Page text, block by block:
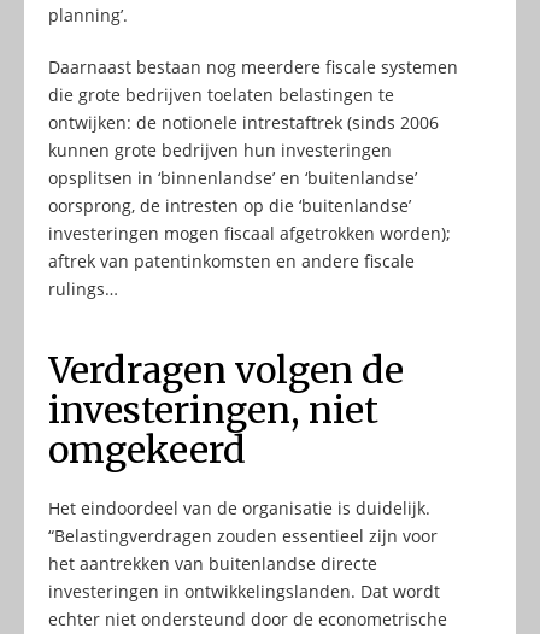
planning’.
Daarnaast bestaan nog meerdere fiscale systemen
die grote bedrijven toelaten belastingen te
ontwijken: de notionele intrestaftrek (sinds 2006
kunnen grote bedrijven hun investeringen
opsplitsen in ‘binnenlandse’ en ‘buitenlandse’
oorsprong, de intresten op die ‘buitenlandse’
investeringen mogen fiscaal afgetrokken worden);
aftrek van patentinkomsten en andere fiscale
rulings…
Verdragen volgen de
investeringen, niet
omgekeerd
Het eindoordeel van de organisatie is duidelijk.
“Belastingverdragen zouden essentieel zijn voor
het aantrekken van buitenlandse directe
investeringen in ontwikkelingslanden. Dat wordt
echter niet ondersteund door de econometrische